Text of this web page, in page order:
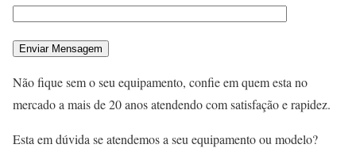
Não fique sem o seu equipamento, confie em quem esta no
mercado a mais de 20 anos atendendo com satisfação e rapidez.
Esta em dúvida se atendemos a seu equipamento ou modelo?